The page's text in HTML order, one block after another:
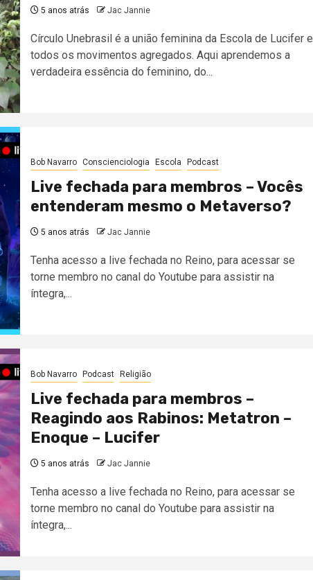
5 anos atrás Jac Jannie
Círculo Unebrasil é a união feminina da Escola de Lucifer e
todos os movimentos agregados. Aqui aprendemos a
verdadeira essência do feminino, do...
Bob Navarro Conscienciologia Escola Podcast
Live fechada para membros – Vocês
entenderam mesmo o Metaverso?
5 anos atrás Jac Jannie
Tenha acesso a live fechada no Reino, para acessar se
torne membro no canal do Youtube para assistir na
íntegra,...
Bob Navarro Podcast Religião
Live fechada para membros –
Reagindo aos Rabinos: Metatron –
Enoque – Lucifer
5 anos atrás Jac Jannie
Tenha acesso a live fechada no Reino, para acessar se
torne membro no canal do Youtube para assistir na
íntegra,...